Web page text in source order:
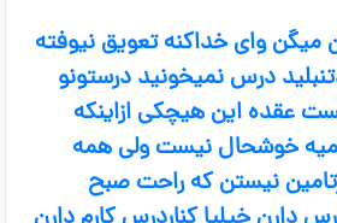
میگن وای خداکنه تعویق نیوفته
درس نمیخونید درستونو
عقده این هیچکی ازاینکه
یازدهمیه خوشحال نیست ولی همه
نیستن که راحت صبح